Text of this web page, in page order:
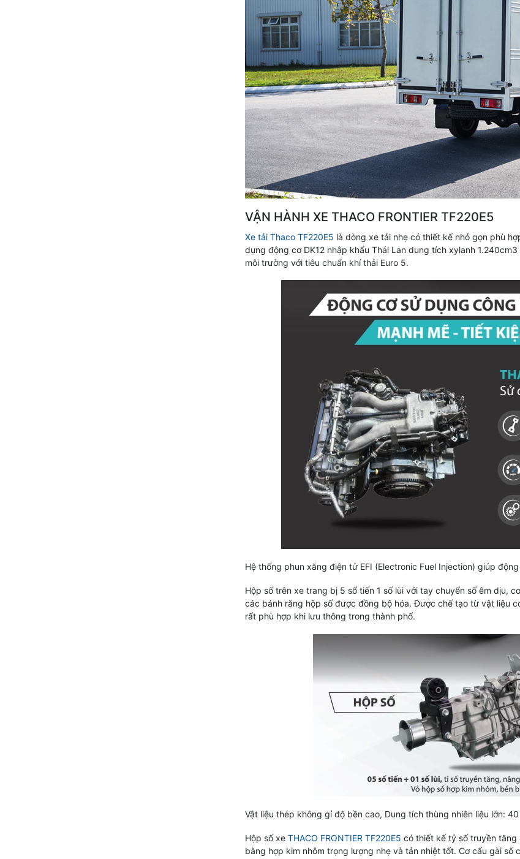
VẬN HÀNH XE THACO FRONTIER TF220E5
Xe tải Thaco TF220E5 là dòng xe tải nhẹ có thiết kế nhỏ gọn phù
dụng động cơ DK12 nhập khẩu Thái Lan dung tích xylanh
môi trường với tiêu chuẩn khí thải Euro 5.
Hệ thống phun xăng điện tử EFI (Electronic Fuel Injection) giúp
Hộp số trên xe trang bị 5 số tiến 1 số lùi với tay chuyển số êm dịu,
các bánh răng hộp số được đồng bộ hóa. Được chế tạo từ vật liệu
rất phù hợp khi lưu thông trong thành phố.
Vật liệu thép không gỉ độ bền cao, Dung tích thùng nhiên liệu lớn:
Hộp số xeTHACO FRONTIER TF220E5 có thiết kế tỷ số truyền tăng
bằng hợp kim nhôm trọng lượng nhẹ và tản nhiệt tốt. Cơ cấu gài số